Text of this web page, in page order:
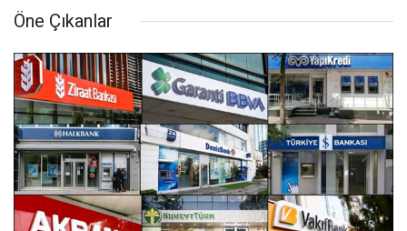
Öne Çıkanlar